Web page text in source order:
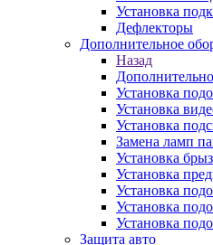
Установка
Дефлекторы
Дополнительное
Назад
Установка
Установка
Установка
Замена ламп
Установка
Установка
Установка
Установка
Установка
Защита авто